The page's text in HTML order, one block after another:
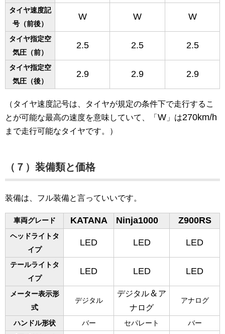
タイヤ速度記
号（前後）
W W W
タイヤ指定空
気圧（前）
2.5 2.5 2.5
タイヤ指定空
気圧（後）
2.9 2.9 2.9
（タイヤ速度記号は、タイヤが規定の条件下で走行するこ
とが可能な最高の速度を意味していて、「 W 」は270km/h
まで走行可能なタイヤです。）
（７）装備類と価格
装備は、フル装備と言っていいです。
車両グレード KATANA Ninja1000 Z900RS
ヘッドライトタ
イプ
LED LED LED
テールライトタ
イプ
LED LED LED
メーター表示形
式
デジタル
デジタル＆ ア
ナログ
アナログ
ハンドル形状 バー セパレート
バー